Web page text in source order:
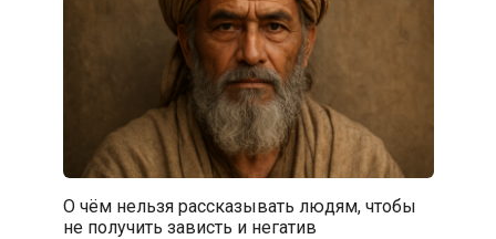
О чём нельзя рассказывать людям, чтобы
не получить зависть и негатив